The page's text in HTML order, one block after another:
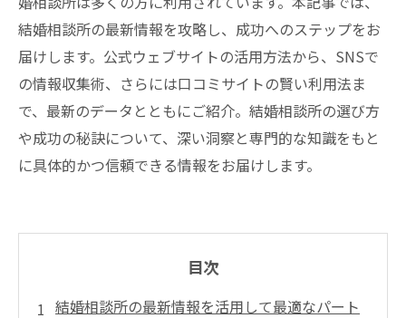
結婚相談所の最新情報を攻略し、成功へのステップをお
届けします。公式ウェブサイトの活用方法から、SNSで
の情報収集術、さらには口コミサイトの賢い利用法ま
で、最新のデータとともにご紹介。結婚相談所の選び方
や成功の秘訣について、深い洞察と専門的な知識をもと
に具体的かつ信頼できる情報をお届けします。
目次
結婚相談所の最新情報を活用して最適なパート